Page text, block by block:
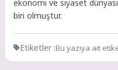
ekonomi ve siyaset
biri olmuştur.
Etiketler :Bu yazıya ait